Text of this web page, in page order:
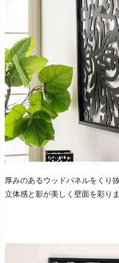
厚みのあるウッドパネルをくり
立体感と影が美しく壁面を彩りま